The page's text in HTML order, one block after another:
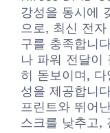
강성을 동시에
으로, 최신 전
구를 충족합니
나 파워 전달이
히 돋보이며,
성을 제공합니
프린트와 뛰어
스크를 낮추고,